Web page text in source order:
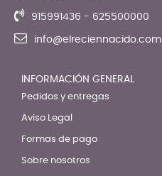
915991436 - 625500000
info@elreciennacido.com
INFORMACIÓN GENERAL
Pedidos y entregas
Aviso Legal
Formas de pago
Sobre nosotros